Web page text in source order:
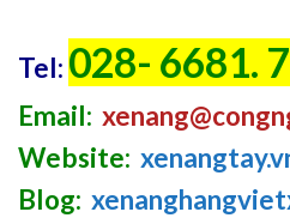
Tel: 028- 6681.
Email:
Website:
Blog: